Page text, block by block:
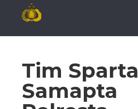
Tim Sparta
Samapta